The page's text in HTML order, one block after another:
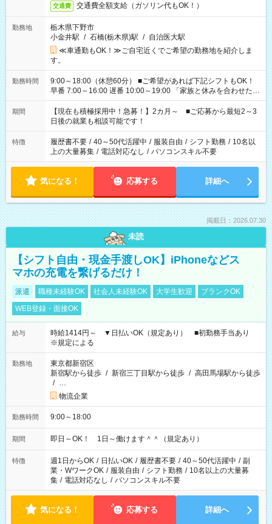
交通費 交通費全額支給（ガソリン代もOK！）
勤務地
栃木県下野市
小金井駅 / 石橋(栃木県)駅 / 自治医大駅
≪車通勤もOK！≫ご自宅近くでご希望の勤務地を紹介しま
す。
勤務時間
9:00～18:00（休憩60分） ■ご希望があれば下記シフトもOK！
早番 7:00～16:00 遅番 10:00～19:00 「家族と休みを合わせた
い」 「余裕を持って夕飯の準備がしたい」 「できれば残業はし
たくない」 など、ご希望を教えてくださいね。 ※Wワーク希望
の方へ 今ご覧のお仕事で希望する勤務時間と、もう1つのお仕事
の勤務時間。 合計で週40時間を超える場合は応募できません。
期間
【現在も積極採用中！急募！】2カ月～ ■ご応募から最短2～3
日後の就業も相談可能です！
特徴 履歴書不要 / 40～50代活躍中 / 服装自由 / シフト勤務 / 10名以
上の大量募集 / 電話対応なし / パソコンスキル不要
気になる！ 応募する 詳細へ
掲載日：2026.07.30
未読
【シフト自由・現金手渡しOK】iPhoneなどス
マホの充電を繋げるだけ！
派遣 職種未経験OK 社会人未経験OK 大学生歓迎
ブランクOK
WEB登録・面接OK
給与
時給1414円～ ▼日払いOK（規定あり） ■初勤務手当あり
※規定による
勤務地
東京都新宿区
新宿駅から徒歩 / 新宿三丁目駅から徒歩 / 高田馬場駅から徒歩
/ …
物流企業
勤務時間 9:00～18:00
期間 即日～OK！ 1日～働けます＾＾（規定あり）
特徴 週1日からOK / 日払いOK / 履歴書不要 / 40～50代活躍中 / 副
業・WワークOK / 服装自由 / シフト勤務 / 10名以上の大量募
集 / 電話対応なし / パソコンスキル不要
気になる！ 応募する 詳細へ